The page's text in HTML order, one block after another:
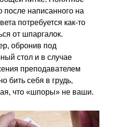
после написанного на
потребуется как-то
от шпаргалок.
обронив под
стол и в случае
преподавателем
бить себя в грудь,
что «шпоры» не ваши.